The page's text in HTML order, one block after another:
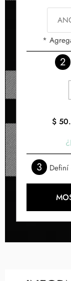
*
2
$
3 Definí